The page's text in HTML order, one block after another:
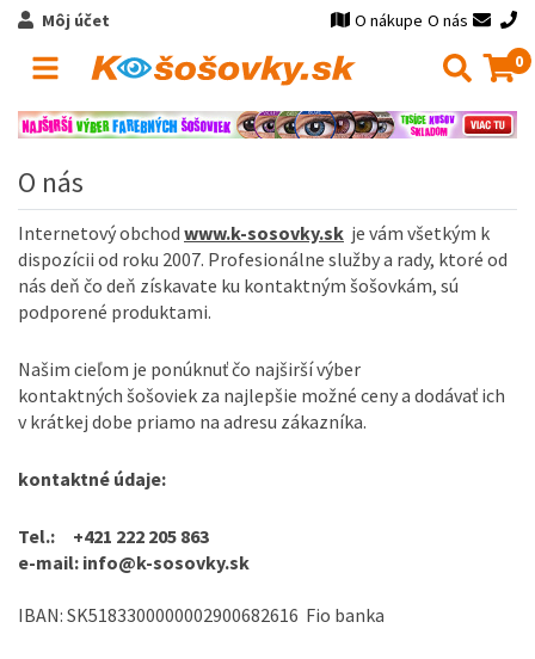
Môj účet O nákupe O nás
0
O nás
Internetový obchod www.k-sosovky.sk je vám všetkým k
dispozícii od roku 2007. Profesionálne služby a rady, ktoré od
nás deň čo deň získavate ku kontaktným šošovkám, sú
podporené produktami.
Našim cieľom je ponúknuť čo najširší výber
kontaktných šošoviek za najlepšie možné ceny a dodávať ich
v krátkej dobe priamo na adresu zákazníka.
kontaktné údaje:
Tel.: +421 222 205 863
e-mail: info@k-sosovky.sk
IBAN: SK5183300000002900682616 Fio banka